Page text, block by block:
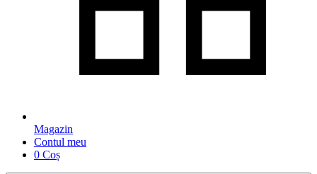
Magazin
Contul meu
0 Coș